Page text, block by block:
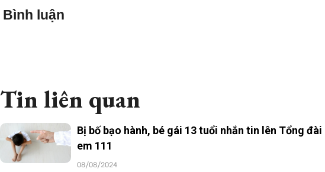
Bình luận
Tin liên quan
Bị bố bạo hành, bé gái 13 tuổi nhắn tin lên Tổng
em 111
08/08/2024